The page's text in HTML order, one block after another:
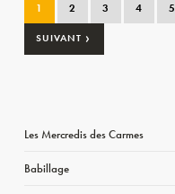
1 2 3 4 5
SUIVANT ›
Les Mercredis des Carmes
Babillage